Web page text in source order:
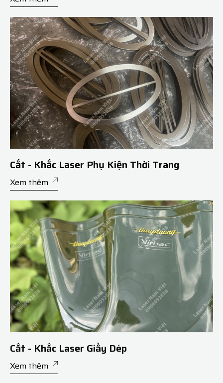
Cắt - Khắc Laser Phụ Kiện Thời Trang
Xem thêm
Cắt - Khắc Laser Giầy Dép
Xem thêm